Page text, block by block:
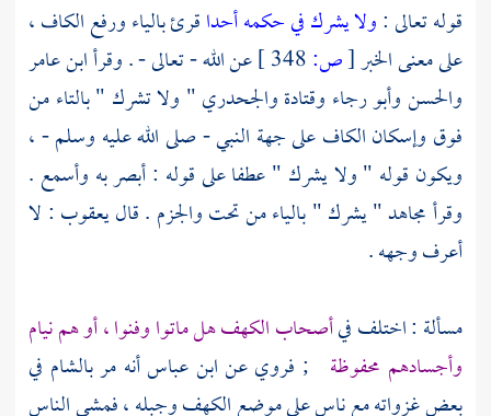
قوله تعالى :ولا يشرك في حكمه أحداقرئ بالياء ورفع الكاف ،
على معنى الخبر[ص: عن الله - تعالى - . وقرأابن عامر
والحسنوأبو رجاء وقتادةوالجحدري" ولا تشرك " بالتاء من
فوق وإسكان الكاف على جهة النبي - صلى الله عليه وسلم - ،
ويكون قوله " ولا يشرك " عطفا على قوله : أبصر به وأسمع .
وقرأمجاهد" يشرك " بالياء من تحت والجزم . قاليعقوب : لا
أعرف وجهه .
مسألة : اختلف فيأصحاب الكهفهل ماتوا وفنوا ، أو هم نيام
وأجسادهم محفوظة ; فروي عنابن عباسأنه مربالشام في
بعض غزواته مع ناس على موضع الكهف وجبله ، فمشى الناس